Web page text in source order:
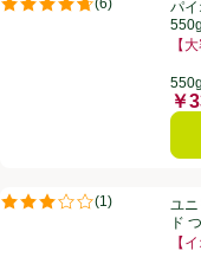
評価は6件のレビューで5
パ
550g
【
550g
価
￥
ユニリーバ ダヴボディウ
(1 )
評価は1件のレビューで5
ユ
ド
【